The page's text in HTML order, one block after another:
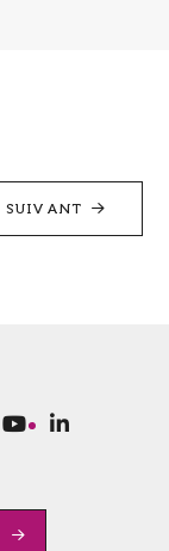
SUIVANT